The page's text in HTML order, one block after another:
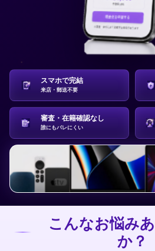
スマホで完結
来店・郵送不要
審査・在籍確認なし
誰にもバレにくい
こんなお悩み
か？